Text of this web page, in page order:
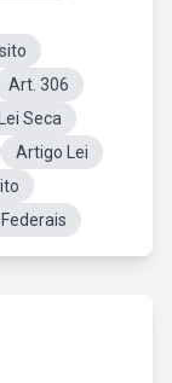
Art. 306
Seca
Artigo Lei